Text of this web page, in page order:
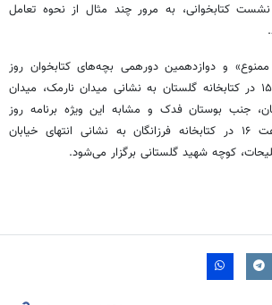
کتابخوانی، به مرور چند مثال از نحوه تعامل
ممنوع» و دوازدهمین دورهمی بچه‌های کتابخوان روز
یکشنبه ۱۰ تیر از ساعت ۱۵ در کتابخانه گلستان به نشانی میدان نارمک، میدان
جنب بوستان فدک و مشابه این ویژه برنامه روز
چهارشنبه ۱۳ تیر از ساعت ۱۶ در کتابخانه فرزانگان به نشانی انتهای خیابان
کوچه شهید گلستانی برگزار می‌شود.